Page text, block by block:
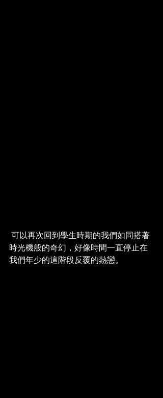
時光機般的奇幻，好像時間一直停止在
我們年少的這階段反覆的熱戀。